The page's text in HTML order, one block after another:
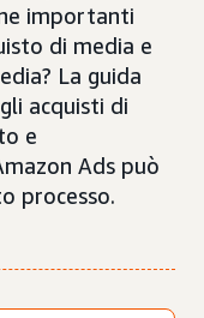
importanti
di media e
La guida
acquisti di
e
Ads può
processo.